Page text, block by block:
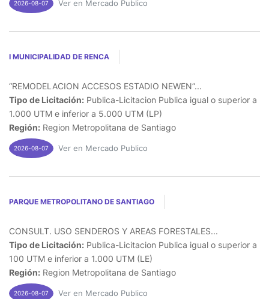
2026-08-07 Ver en Mercado Publico
I MUNICIPALIDAD DE RENCA
“REMODELACION ACCESOS ESTADIO NEWEN”...
Tipo de Licitación: Publica-Licitacion Publica igual o superior a
1.000 UTM e inferior a 5.000 UTM (LP)
Región: Region Metropolitana de Santiago
2026-08-07 Ver en Mercado Publico
PARQUE METROPOLITANO DE SANTIAGO
CONSULT. USO SENDEROS Y AREAS FORESTALES...
Tipo de Licitación: Publica-Licitacion Publica igual o superior a
100 UTM e inferior a 1.000 UTM (LE)
Región: Region Metropolitana de Santiago
2026-08-07 Ver en Mercado Publico